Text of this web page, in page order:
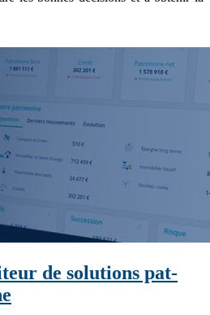
de solutions pat­